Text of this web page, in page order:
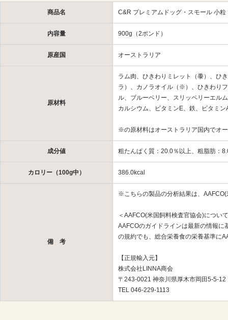
商品名 C&R プレミアムドッグ・スモール 小粒
内容量 900g（2ポンド）
原産国 オーストラリア
原材料
ラム肉、ひきわりミレット（黍）、ひ
ラ）、カノラオイル（※）、ひきわり
ル、ブルーベリー、スリッペリーエル
カルシウム、ビタミンE、鉄、ビタミ
※の原材料はオーストラリア国内でオ
成分値 粗たんぱく質：20.0％以上、粗脂肪：
カロリー（100g中） 386.0kcal
備 考
※こちらの製品の分析結果は、
＜AAFCO(米国飼料検査官協会)につい
AAFCOのガイドラインは最新の情報
の規約でも、総合栄養食の栄養基準に
【正規輸入元】
株式会社LINNA商会
〒243-0021 神奈川県厚木市岡田5-5-12
TEL 046-229-1113